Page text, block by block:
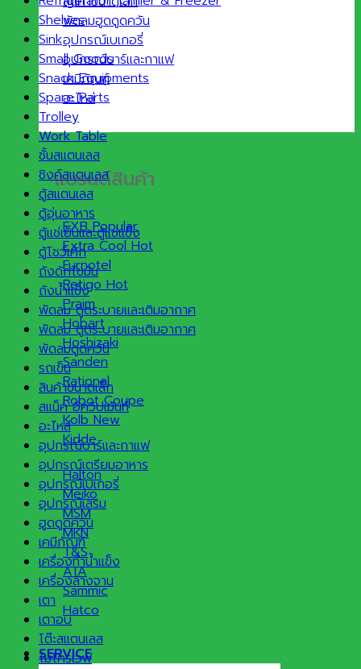
พัดลมฮูดดูดควัน
อุปกรณ์เบเกอรี่
อุปกรณ์บาร์และกาแฟ
เคมีภัณฑ์
อะไหล่
แบรนด์สินค้า
EXB
Extra Cool
Furnotel
Retigo
Praim
Hobart
Hoshizaki
Sanden
Rational
Robot Coupe
Kolb
Kidde
Halton
Meiko
MSM
MKN
T&S
ATA
Sammic
Hatco
SERVICE
Shelves
Sink
Small Goods
Snack Equipments
Spare Parts
Trolley
Work Table
ชั้นสแตนเลส
ซิงค์สแตนเลส
ตู้สแตนเลส
ตู้อุ่นอาหาร
ตู้แช่เย็นและตู้แช่แข็ง
ตู้โชว์เค้ก
ถังดักไขมัน
ถังน้ำแข็ง
พัดลม ดูดระบายและเติมอากาศ
พัดลม ดูดระบายและเติมอากาศ
พัดลมดูดควัน
รถเข็น
สินค้าขนาดเล็ก
สแน็ค อีควิปเม้นท์
อะไหล่
อุปกรณ์บาร์และกาแฟ
อุปกรณ์เตรียมอาหาร
อุปกรณ์เบเกอรี่
อุปกรณ์เสริม
ฮูดดูดควัน
เคมีภัณฑ์
เครื่องทำน้ำแข็ง
เครื่องล้างจาน
เตา
เตาอบ
โต๊ะสแตนเลส
ไมโครเวฟ